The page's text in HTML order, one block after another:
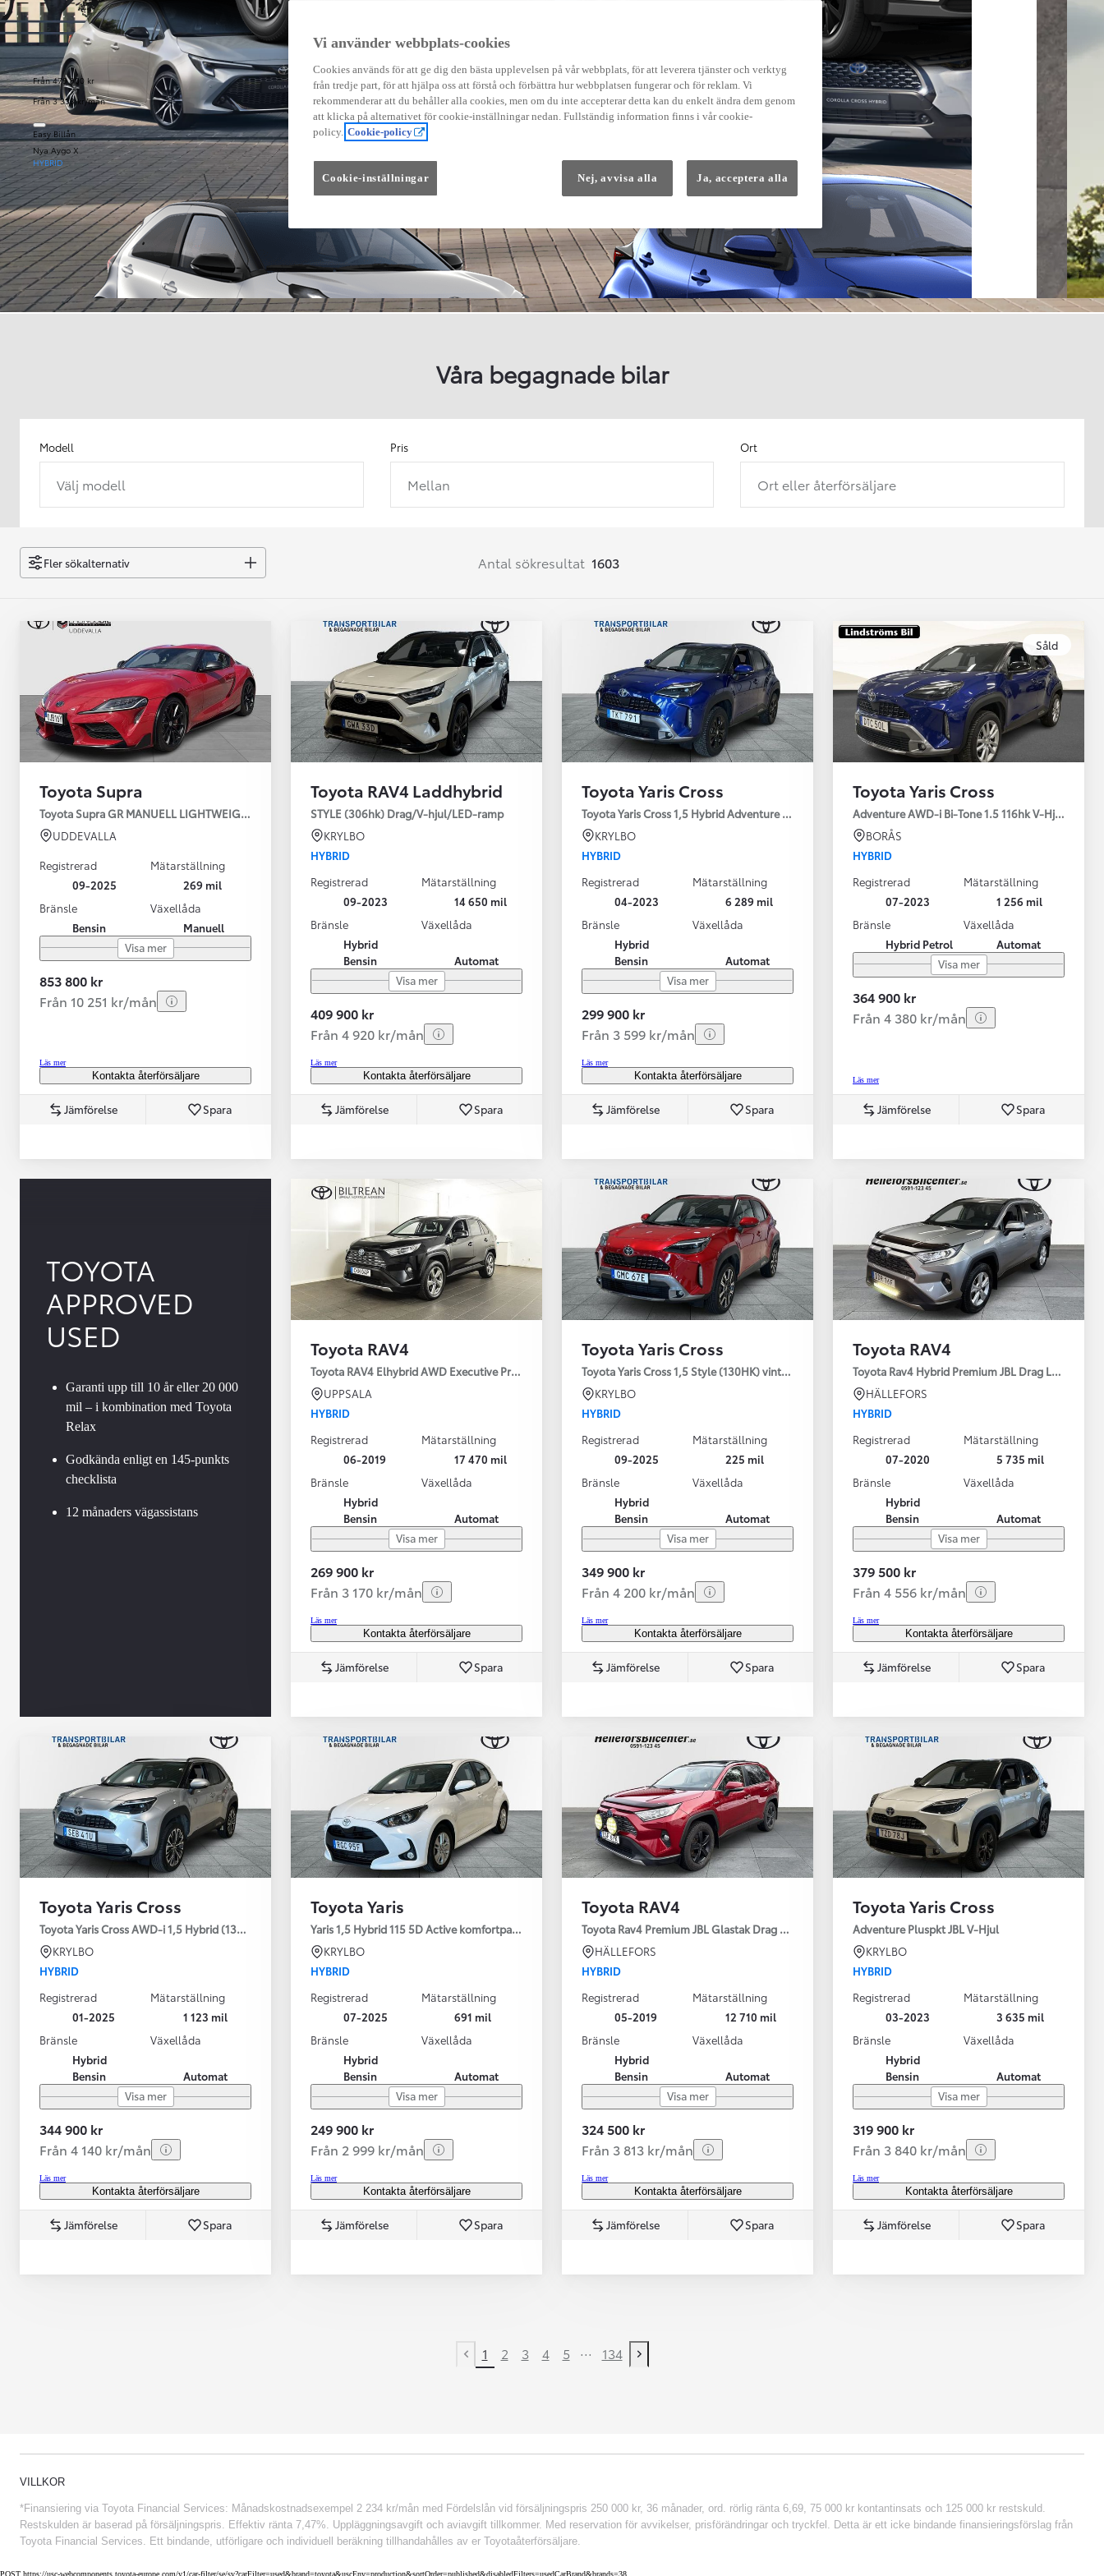
Från 479 900 kr
Från 3 333 kr/mån
Easy Billån
Från 569 900 kr
Från 3 958 kr/mån
Nya Aygo X
HYBRID
Från 238 900 kr
Easy Billån
HYBRID
GR Yaris
BENSIN
Från 599 900 kr
Corolla
HYBRID
Från 324 900 kr
Från 3 194 kr/mån
HYBRID
Från 360 900 kr
Från 3 548 kr/mån
Easy Billån
Toyota C-HR
HYBRID & LADDHYBRID
Från 350 900 kr
Från 3 450 kr/mån
Easy Billån
Nya GR GT
The soul lives on
Vi har Sveriges mest nöjda
Toyota
När varje jobb
Våra begagnade bilar
Modell
Välj modell
Pris
Mellan
Ort
Ort eller återförsäljare
Fler sökalternativ Antal sökresultat 1603
Toyota Supra
Toyota Supra GR MANUELL LIGHTWEIGHT EVO / OMG LEV! MOMSBIL!
UDDEVALLA
Registrerad
09-2025
Mätarställning
269 mil
Bränsle
Bensin
Växellåda
Manuell
Visa mer
853 800 kr
Från 10 251 kr/mån
Läs mer
Kontakta återförsäljare
Jämförelse Spara
Toyota RAV4 Laddhybrid
STYLE (306hk) Drag/V-hjul/LED-ramp
KRYLBO
HYBRID
Registrerad
09-2023
Mätarställning
14 650 mil
Bränsle
Hybrid
Bensin
Växellåda
Automat
Visa mer
409 900 kr
Från 4 920 kr/mån
Läs mer
Kontakta återförsäljare
Jämförelse Spara
Toyota Yaris Cross
Toyota Yaris Cross 1,5 Hybrid Adventure Drag V-Hjul
KRYLBO
HYBRID
Registrerad
04-2023
Mätarställning
6 289 mil
Bränsle
Hybrid
Bensin
Växellåda
Automat
Visa mer
299 900 kr
Från 3 599 kr/mån
Läs mer
Kontakta återförsäljare
Jämförelse Spara
Såld
Toyota Yaris Cross
Adventure AWD-i Bi-Tone 1.5 116hk V-Hjul Drag
BORÅS
HYBRID
Registrerad
07-2023
Mätarställning
1 256 mil
Bränsle
Hybrid Petrol
Växellåda
Automat
Visa mer
364 900 kr
Från 4 380 kr/mån
Läs mer
Jämförelse Spara
TOYOTA
APPROVED
USED
Garanti upp till 10 år eller 20 000
mil – i kombination med Toyota
Relax
Godkända enligt en 145-punkts
checklista
12 månaders vägassistans
Toyota RAV4
Toyota RAV4 Elhybrid AWD Executive Premium Drag 360-kamera JBL
UPPSALA
HYBRID
Registrerad
06-2019
Mätarställning
17 470 mil
Bränsle
Hybrid
Bensin
Växellåda
Automat
Visa mer
269 900 kr
Från 3 170 kr/mån
Läs mer
Kontakta återförsäljare
Jämförelse Spara
Toyota Yaris Cross
Toyota Yaris Cross 1,5 Style (130HK) vinterhjul
KRYLBO
HYBRID
Registrerad
09-2025
Mätarställning
225 mil
Bränsle
Hybrid
Bensin
Växellåda
Automat
Visa mer
349 900 kr
Från 4 200 kr/mån
Läs mer
Kontakta återförsäljare
Jämförelse Spara
Toyota RAV4
Toyota Rav4 Hybrid Premium JBL Drag Led ramp
HÄLLEFORS
HYBRID
Registrerad
07-2020
Mätarställning
5 735 mil
Bränsle
Hybrid
Bensin
Växellåda
Automat
Visa mer
379 500 kr
Från 4 556 kr/mån
Läs mer
Kontakta återförsäljare
Jämförelse Spara
Toyota Yaris Cross
Toyota Yaris Cross AWD-i 1,5 Hybrid (130HK) Style V-hjul
KRYLBO
HYBRID
Registrerad
01-2025
Mätarställning
1 123 mil
Bränsle
Hybrid
Bensin
Växellåda
Automat
Visa mer
344 900 kr
Från 4 140 kr/mån
Läs mer
Kontakta återförsäljare
Jämförelse Spara
Toyota Yaris
Yaris 1,5 Hybrid 115 5D Active komfortpaket
KRYLBO
HYBRID
Registrerad
07-2025
Mätarställning
691 mil
Bränsle
Hybrid
Bensin
Växellåda
Automat
Visa mer
249 900 kr
Från 2 999 kr/mån
Läs mer
Kontakta återförsäljare
Jämförelse Spara
Toyota RAV4
Toyota Rav4 Premium JBL Glastak Drag Motorv Vhjul
HÄLLEFORS
HYBRID
Registrerad
05-2019
Mätarställning
12 710 mil
Bränsle
Hybrid
Bensin
Växellåda
Automat
Visa mer
324 500 kr
Från 3 813 kr/mån
Läs mer
Kontakta återförsäljare
Jämförelse Spara
Toyota Yaris Cross
Adventure Pluspkt JBL V-Hjul
KRYLBO
HYBRID
Registrerad
03-2023
Mätarställning
3 635 mil
Bränsle
Hybrid
Bensin
Växellåda
Automat
Visa mer
319 900 kr
Från 3 840 kr/mån
Läs mer
Kontakta återförsäljare
Jämförelse Spara
Previous page
1 2 3 4 5 ... 134
Next page
VILLKOR
*Finansiering via Toyota Financial Services: Månadskostnadsexempel 2 234 kr/mån med Fördelslån vid försäljningspris 250 000 kr, 36 månader, ord. rörlig ränta 6,69, 75 000 kr kontantinsats och 125 000 kr restskuld.
Restskulden är baserad på försäljningspris. Effektiv ränta 7,47%. Uppläggningsavgift och aviavgift tillkommer. Med reservation för avvikelser, prisförändringar och tryckfel. Detta är ett icke bindande finansieringsförslag från
Toyota Financial Services. Ett bindande, utförligare och individuell beräkning tillhandahålles av er Toyotaåterförsäljare.
POST https://usc-webcomponents.toyota-europe.com/v1/car-filter/se/sv?carFilter=used&brand=toyota&uscEnv=production&sortOrder=published&disabledFilters=usedCarBrand&brands=38
Vi använder webbplats-cookies
Cookies används för att ge dig den bästa upplevelsen på vår webbplats, för att leverera tjänster och verktyg
från tredje part, för att hjälpa oss att förstå och förbättra hur webbplatsen fungerar och för reklam. Vi
rekommenderar att du behåller alla cookies, men om du inte accepterar detta kan du enkelt ändra dem genom
att klicka på alternativet för cookie-inställningar nedan. Fullständig information finns i vår cookie-
policy. Cookie-policy
Cookie-inställningar Nej, avvisa alla Ja, acceptera alla